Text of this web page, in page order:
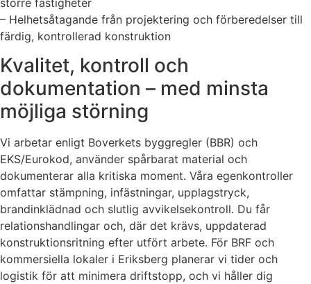
– Helhetsåtagande från projektering och förberedelser till
färdig, kontrollerad konstruktion
Kvalitet, kontroll och
dokumentation – med minsta
möjliga störning
Vi arbetar enligt Boverkets byggregler (BBR) och
EKS/Eurokod, använder spårbarat material och
dokumenterar alla kritiska moment. Våra egenkontroller
omfattar stämpning, infästningar, upplagstryck,
brandinklädnad och slutlig avvikelsekontroll. Du får
relationshandlingar och, där det krävs, uppdaterad
konstruktionsritning efter utfört arbete. För BRF och
kommersiella lokaler i Eriksberg planerar vi tider och
logistik för att minimera driftstopp, och vi håller dig